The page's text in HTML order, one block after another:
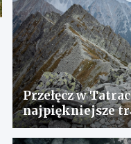
Przełęcz w
najpiękniejsze